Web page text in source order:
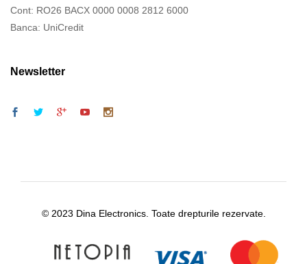
Cont: RO26 BACX 0000 0008 2812 6000
Banca: UniCredit
Newsletter
© 2023 Dina Electronics. Toate drepturile rezervate.